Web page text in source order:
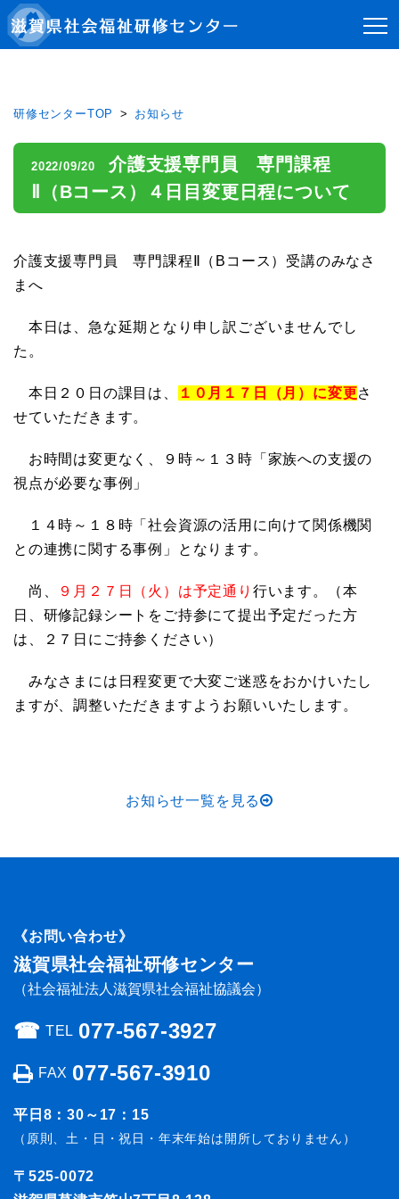
研修センターTOP お知らせ
2022/09/20
介護支援専門員 専門課程
Ⅱ（Bコース）４日目変更日程について
介護支援専門員 専門課程Ⅱ（Bコース）受講のみなさ
まへ
本日は、急な延期となり申し訳ございませんでし
た。
本日２０日の課目は、 １０月１７日（月）に変更さ
せていただきます。
お時間は変更なく、９時～１３時「家族への支援の
視点が必要な事例」
１４時～１８時「社会資源の活用に向けて関係機関
との連携に関する事例」となります。
尚、 ９月２７日（火）は予定通り 行います。（本
日、研修記録シートをご持参にて提出予定だった方
は、２７日にご持参ください）
みなさまには日程変更で大変ご迷惑をおかけいたし
ますが、調整いただきますようお願いいたします。
お知らせ一覧を見る
《お問い合わせ》
滋賀県社会福祉研修センター
（社会福祉法人滋賀県社会福祉協議会）
☎︎ TEL 077-567-3927
FAX 077-567-3910
平日8：30～17：15
（原則、土・日・祝日・年末年始は開所しておりません）
〒525-0072